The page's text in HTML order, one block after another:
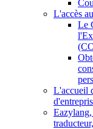
L'accès
Le
L'accueil